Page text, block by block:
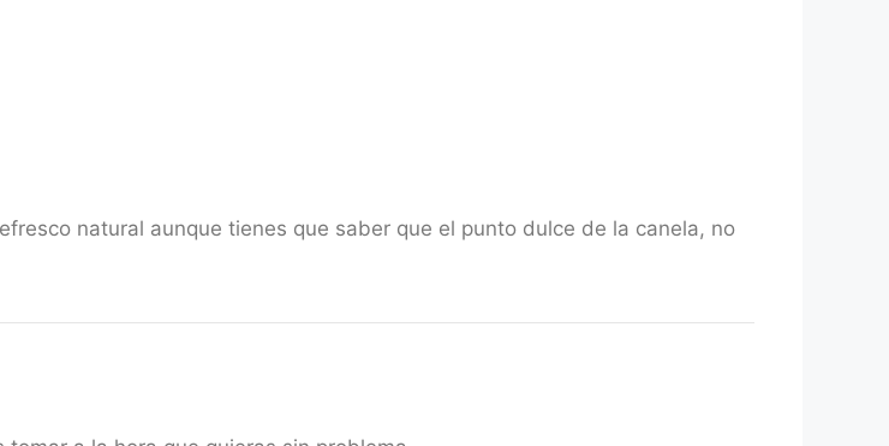
natural aunque tienes que saber que el punto dulce de la canela, no